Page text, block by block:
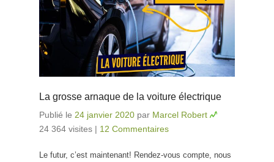
La grosse arnaque de la voiture électrique
Publié le 24 janvier 2020 par Marcel Robert
24 364 visites | 12 Commentaires
Le futur, c’est maintenant! Rendez-vous compte, nous